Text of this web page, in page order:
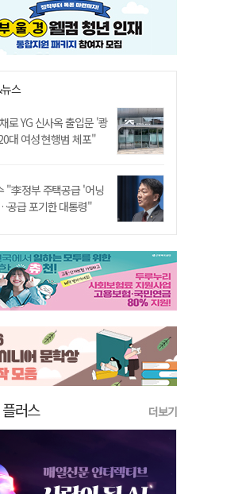
스
로 YG 신사옥 출입문 '쾅
대 여성 현행범 체포"
"李정부 주택공급 '어닝
급 포기한 대통령"
러스 더보기